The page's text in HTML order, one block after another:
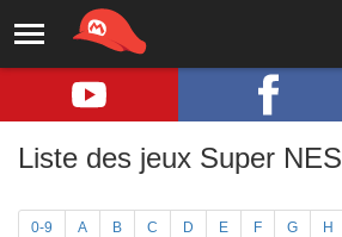
Liste des jeux Super NES
0-9 A B C D E F G H